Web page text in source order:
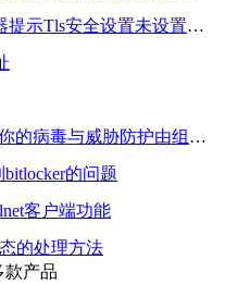
置未设置为默认设置的解决方法
威胁防护由组织提供”的问题
的问题
客户端功能
的处理方法
款产品